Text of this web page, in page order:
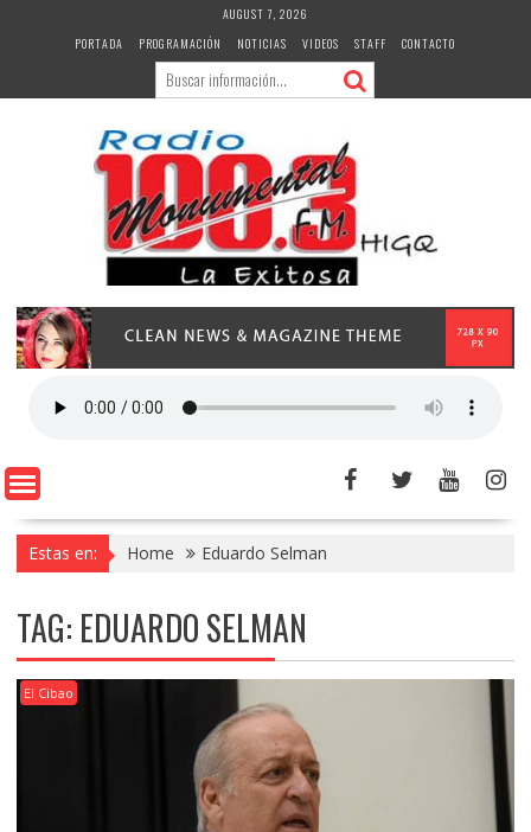
AUGUST 7, 2026
PORTADA
PROGRAMACIÓN NOTICIAS VIDEOS STAFF CONTACTO
Estas en: Home Eduardo Selman
TAG: EDUARDO SELMAN
El Cibao